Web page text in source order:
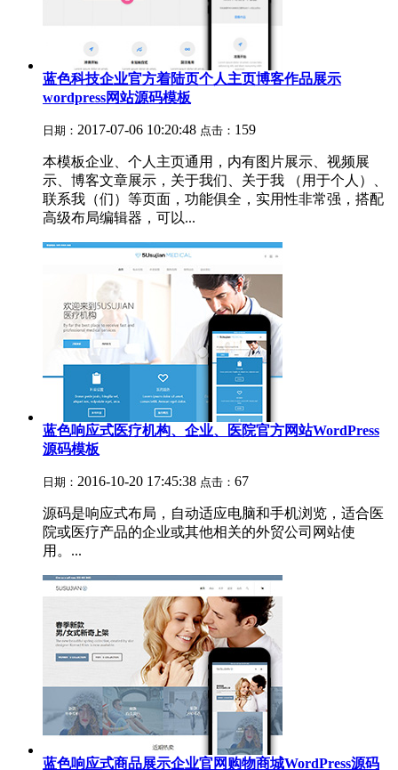
蓝色科技企业官方着陆页个人主页博客作品展示
wordpress网站源码模板
日期： 2017-07-06 10:20:48 点击： 159
本模板企业、个人主页通用，内有图片展示、视频展
示、博客文章展示，关于我们、关于我 （用于个人）、
联系我（们）等页面，功能俱全，实用性非常强，搭配
高级布局编辑器，可以...
蓝色响应式医疗机构、企业、医院官方网站WordPress
源码模板
日期： 2016-10-20 17:45:38 点击： 67
源码是响应式布局，自动适应电脑和手机浏览，适合医
院或医疗产品的企业或其他相关的外贸公司网站使
用。...
蓝色响应式商品展示企业官网购物商城WordPress源码